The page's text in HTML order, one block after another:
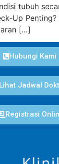
tubuh
Up
[…]
Hubungi Kami
Lihat Jadwal
Registrasi